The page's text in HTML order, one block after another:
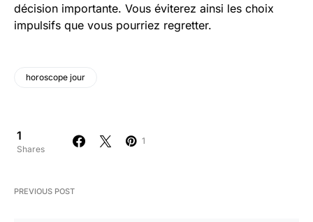
décision importante. Vous éviterez ainsi les choix
impulsifs que vous pourriez regretter.
horoscope jour
1
Shares
1
PREVIOUS POST